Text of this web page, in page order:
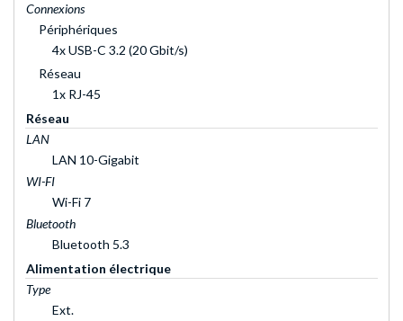
Connexions
Périphériques
4x USB-C 3.2 (20 Gbit/s)
Réseau
1x RJ-45
Réseau
LAN
LAN 10-Gigabit
WI-FI
Wi-Fi 7
Bluetooth
Bluetooth 5.3
Alimentation électrique
Type
Ext.